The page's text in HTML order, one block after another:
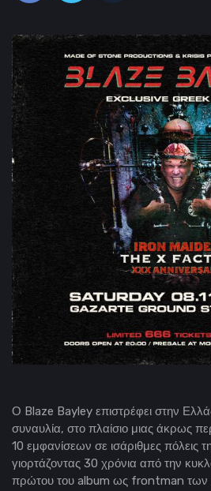
Ο Blaze Bayley επιστρέφει στην
συναυλία, στο πλαίσιο μιας άκρως
10 εμφανίσεων σε ισάριθμες πόλεις
γιορτάζοντας 30 χρόνια από την
πρώτου του album ως frontman των